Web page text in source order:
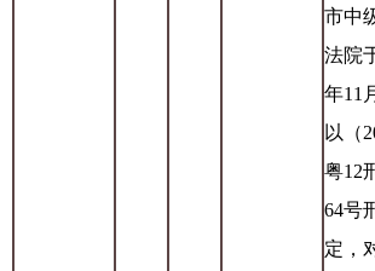
市中
法院
年11
以（
粤12
64号
定，